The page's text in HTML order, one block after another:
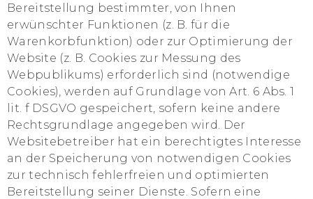
Bereitstellung bestimmter, von Ihnen
erwünschter Funktionen (z. B. für die
Warenkorbfunktion) oder zur Optimierung der
Website (z. B. Cookies zur Messung des
Webpublikums) erforderlich sind (notwendige
Cookies), werden auf Grundlage von Art. 6 Abs. 1
lit. f DSGVO gespeichert, sofern keine andere
Rechtsgrundlage angegeben wird. Der
Websitebetreiber hat ein berechtigtes Interesse
an der Speicherung von notwendigen Cookies
zur technisch fehlerfreien und optimierten
Bereitstellung seiner Dienste. Sofern eine